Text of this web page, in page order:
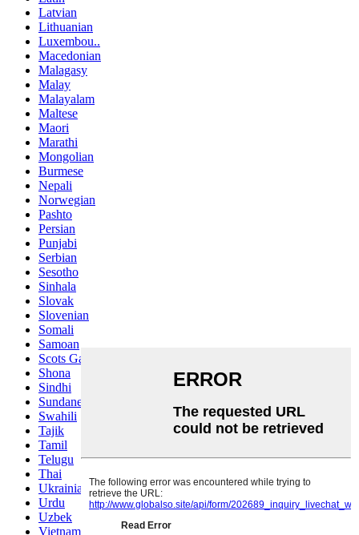
Latvian
Lithuanian
Luxembou..
Macedonian
Malagasy
Malay
Malayalam
Maltese
Maori
Marathi
Mongolian
Burmese
Nepali
Norwegian
Pashto
Persian
Punjabi
Serbian
Sesotho
Sinhala
Slovak
Slovenian
Somali
Samoan
Scots Gaelic
Shona
Sindhi
Sundanese
Swahili
Tajik
Tamil
Telugu
Thai
Ukrainian
Urdu
Uzbek
Vietnamese